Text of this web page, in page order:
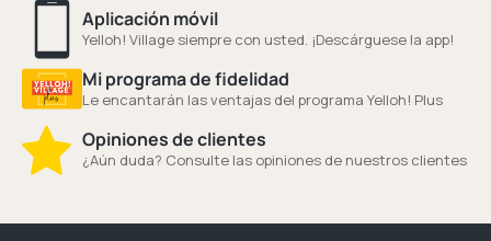
Aplicación móvil
Yelloh! Village siempre con usted. ¡Descárguese la app!
Mi programa de fidelidad
Le encantarán las ventajas del programa Yelloh! Plus
Opiniones de clientes
¿Aún duda? Consulte las opiniones de nuestros clientes